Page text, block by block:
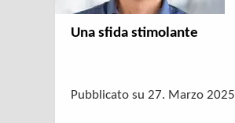
Una sfida stimolante
Pubblicato su 27. Marzo 2025